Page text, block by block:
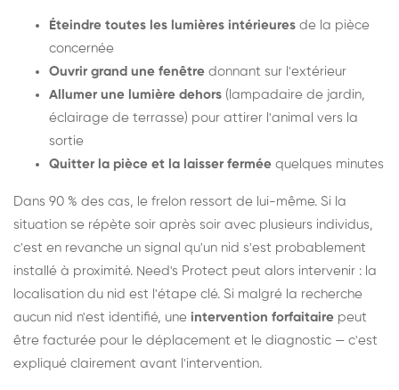
Éteindre toutes les lumières intérieures de la pièce
concernée
Ouvrir grand une fenêtre donnant sur l'extérieur
Allumer une lumière dehors (lampadaire de jardin,
éclairage de terrasse) pour attirer l'animal vers la
sortie
Quitter la pièce et la laisser fermée quelques minutes
Dans 90 % des cas, le frelon ressort de lui-même. Si la
situation se répète soir après soir avec plusieurs individus,
c'est en revanche un signal qu'un nid s'est probablement
installé à proximité. Need's Protect peut alors intervenir : la
localisation du nid est l'étape clé. Si malgré la recherche
aucun nid n'est identifié, une intervention forfaitaire peut
être facturée pour le déplacement et le diagnostic — c'est
expliqué clairement avant l'intervention.